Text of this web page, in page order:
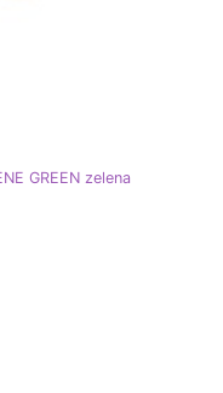
GREEN zelena